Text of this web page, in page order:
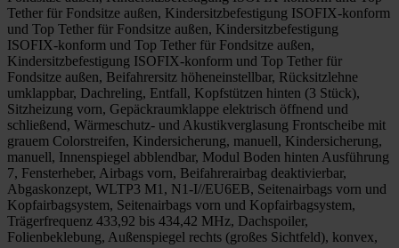
Tether für Fondsitze außen, Kindersitzbefestigung ISOFIX-konform
und Top Tether für Fondsitze außen, Kindersitzbefestigung
ISOFIX-konform und Top Tether für Fondsitze außen,
Kindersitzbefestigung ISOFIX-konform und Top Tether für
Fondsitze außen, Beifahrersitz höheneinstellbar, Rücksitzlehne
umklappbar, Dachreling, Entfall, Kopfstützen hinten (3 Stück),
Sitzheizung vorn, Gepäckraumklappe elektrisch öffnend und
schließend, Wärmeschutz- und Akustikverglasung Frontscheibe mit
grauem Colorstreifen, Kindersicherung, manuell, Kindersicherung,
manuell, Innenspiegel abblendbar, Modul Boden hinten Ausführung
7, Fensterheber, Airbags vorn, Beifahrerairbag deaktivierbar,
Abgaskonzept, WLTP3 M1, N1-I//EU6EB, Seitenairbags vorn und
Kopfairbagsystem, Seitenairbags vorn und Kopfairbagsystem,
Trägerfrequenz 433,92 bis 434,42 MHz, Dachspoiler,
Folienbeklebung, Außenspiegel rechts (großes Sichtfeld), konvex,